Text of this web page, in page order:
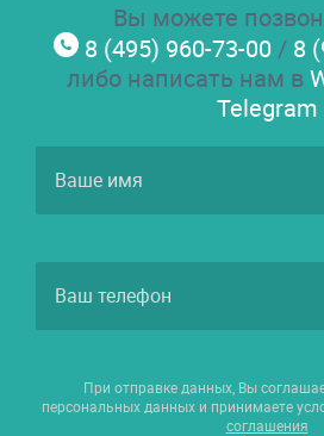
Вы можете
8 (495) 960-73-00 / 8
либо написать нам в
Telegram
При отправке данных, Вы
персональных данных и принимаете
соглашения